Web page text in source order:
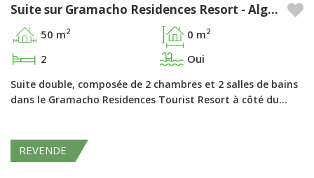
Suite sur Gramacho Residences Resort - Algarve
50 m2 0 m2
2 Oui
Suite double, composée de 2 chambres et 2 salles de bains
dans le Gramacho Residences Tourist Resort à côté du…
REVENDE